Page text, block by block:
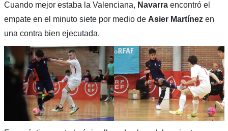
Cuando mejor estaba la Valenciana, Navarraencontró el
empate en el minuto siete por medio de Asier Martínez en
una contra bien ejecutada.